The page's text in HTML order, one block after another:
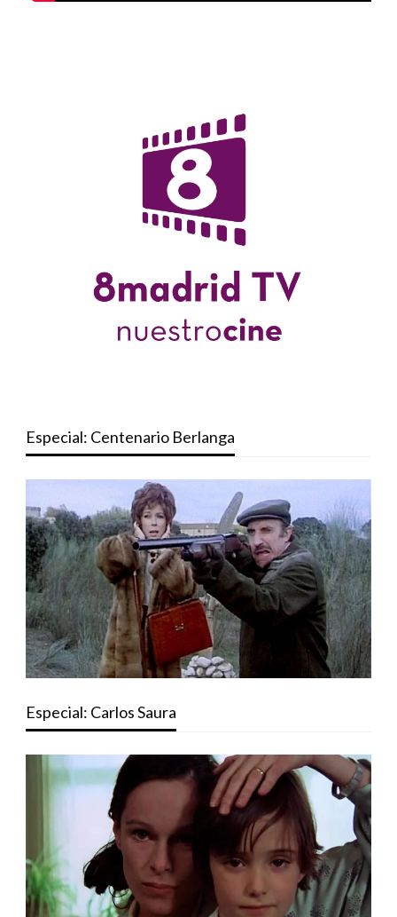
Especial: Centenario Berlanga
Especial: Carlos Saura